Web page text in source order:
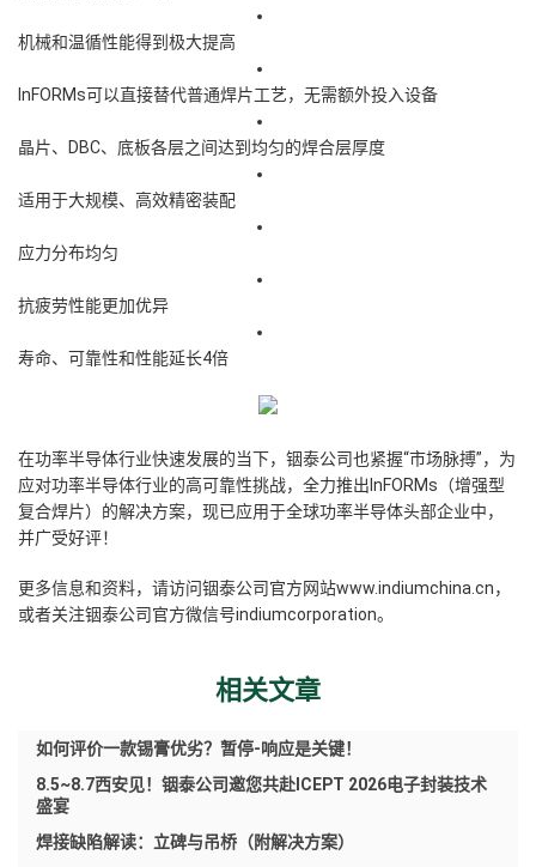
机械和温循性能得到极大提高
InFORMs可以直接替代普通焊片工艺，无需额外投入设备
晶片、DBC、底板各层之间达到均匀的焊合层厚度
适用于大规模、高效精密装配
应力分布均匀
抗疲劳性能更加优异
寿命、可靠性和性能延长4倍
在功率半导体行业快速发展的当下，铟泰公司也紧握“市场脉搏”，为
应对功率半导体行业的高可靠性挑战，全力推出lnFORMs（增强型
复合焊片）的解决方案，现已应用于全球功率半导体头部企业中，
并广受好评！
更多信息和资料，请访问铟泰公司官方网站www.indiumchina.cn，
或者关注铟泰公司官方微信号indiumcorporation。
相关文章
如何评价一款锡膏优劣？暂停-响应是关键！
8.5~8.7西安见！铟泰公司邀您共赴ICEPT 2026电子封装技术
盛宴
焊接缺陷解读：立碑与吊桥（附解决方案）